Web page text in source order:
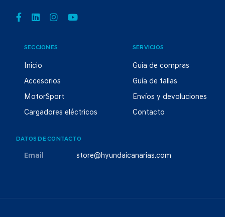
SECCIONES
Inicio
Accesorios
MotorSport
Cargadores eléctricos
SERVICIOS
Guía de compras
Guía de tallas
Envíos y devoluciones
Contacto
DATOS DE CONTACTO
Email store@hyundaicanarias.com